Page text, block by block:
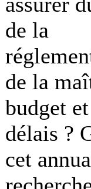
de la
de la
budget
délais ?
cet